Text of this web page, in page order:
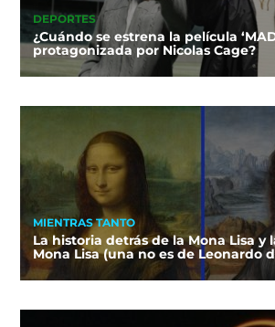
DEPORTES
¿Cuándo se estrena la película
protagonizada por Nicolas Cage?
MIENTRAS TANTO
La historia detrás de la Mona Lisa y
Mona Lisa (una no es de Leonardo